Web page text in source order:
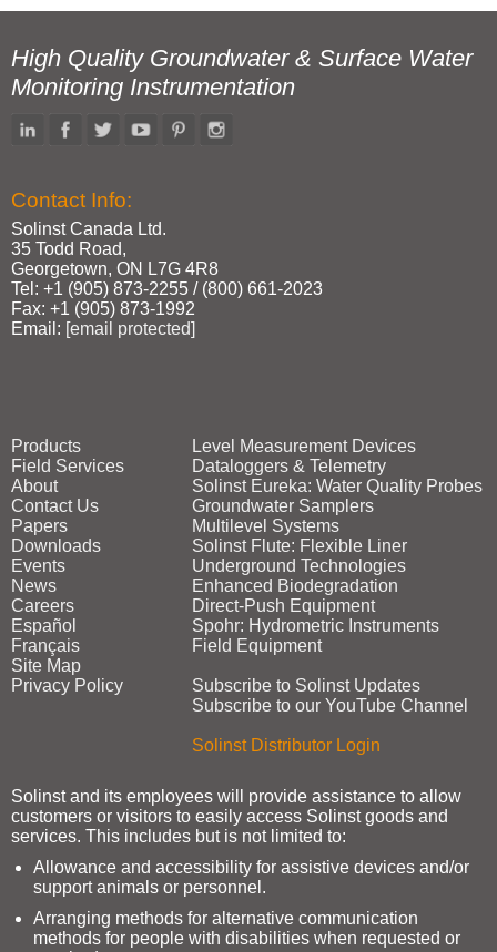
High Quality Groundwater & Surface Water
Monitoring Instrumentation
Contact Info:
Solinst Canada Ltd.
35 Todd Road,
Georgetown, ON L7G 4R8
Tel: +1 (905) 873‑2255 / (800) 661‑2023
Fax: +1 (905) 873‑1992
Email: [email protected]
Products
Field Services
About
Contact Us
Papers
Downloads
Events
News
Careers
Español
Français
Site Map
Privacy Policy
Level Measurement Devices
Dataloggers & Telemetry
Solinst Eureka: Water Quality Probes
Groundwater Samplers
Multilevel Systems
Solinst Flute: Flexible Liner
Underground Technologies
Enhanced Biodegradation
Direct‑Push Equipment
Spohr: Hydrometric Instruments
Field Equipment
Subscribe to Solinst Updates
Subscribe to our YouTube Channel
Solinst Distributor Login
Solinst and its employees will provide assistance to allow
customers or visitors to easily access Solinst goods and
services. This includes but is not limited to:
Allowance and accessibility for assistive devices and/or
support animals or personnel.
Arranging methods for alternative communication
methods for people with disabilities when requested or